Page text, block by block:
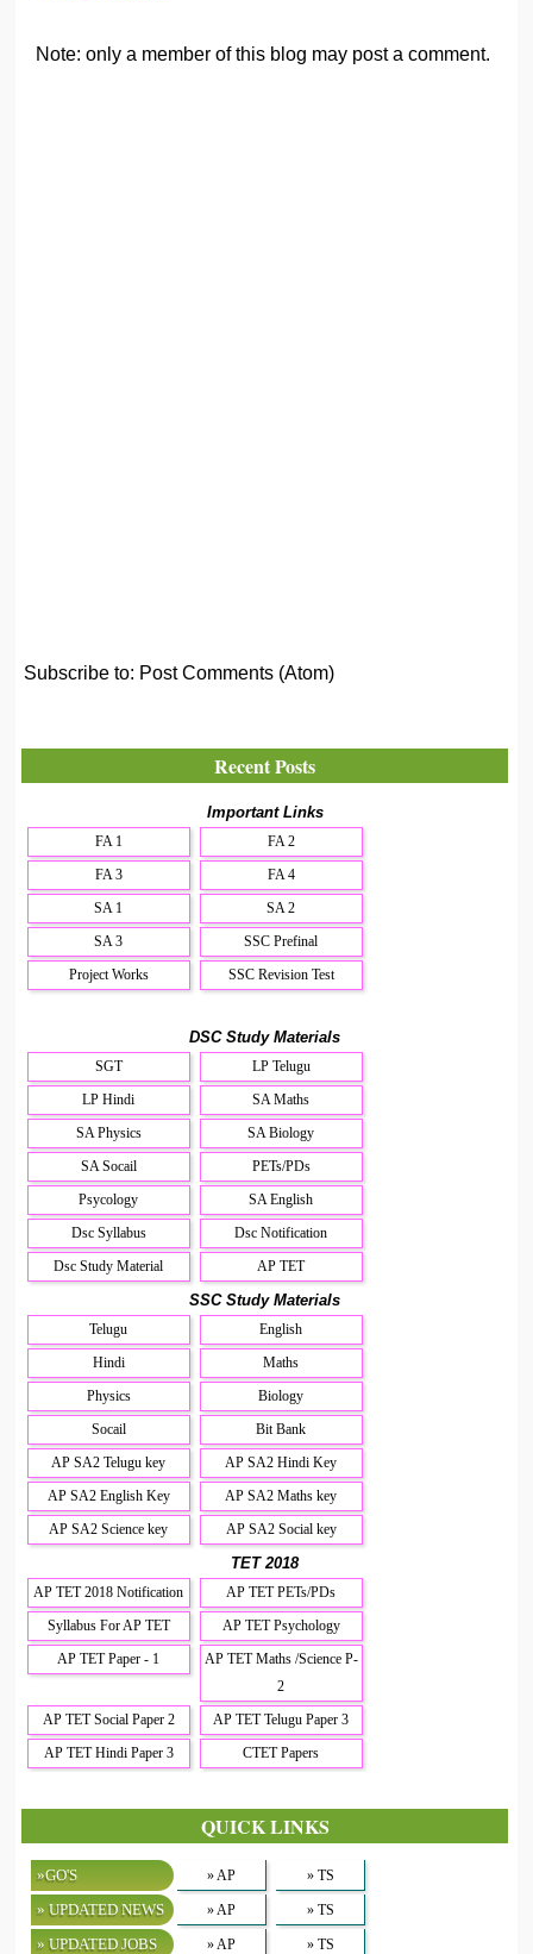
Note: only a member of this blog may post a comment.
Subscribe to: Post Comments (Atom)
Recent Posts
Important Links
FA 1
FA 2
FA 3
FA 4
SA 1
SA 2
SA 3
SSC Prefinal
Project Works
SSC Revision Test
DSC Study Materials
SGT
LP Telugu
LP Hindi
SA Maths
SA Physics
SA Biology
SA Socail
PETs/PDs
Psycology
SA English
Dsc Syllabus
Dsc Notification
Dsc Study Material
AP TET
SSC Study Materials
Telugu
English
Hindi
Maths
Physics
Biology
Socail
Bit Bank
AP SA2 Telugu key
AP SA2 Hindi Key
AP SA2 English Key
AP SA2 Maths key
AP SA2 Science key
AP SA2 Social key
TET 2018
AP TET 2018 Notification
AP TET PETs/PDs
Syllabus For AP TET
AP TET Psychology
AP TET Paper - 1
AP TET Maths /Science P-
2
AP TET Social Paper 2
AP TET Telugu Paper 3
AP TET Hindi Paper 3
CTET Papers
QUICK LINKS
»GO'S » AP » TS
» UPDATED NEWS » AP » TS
» UPDATED JOBS » AP » TS